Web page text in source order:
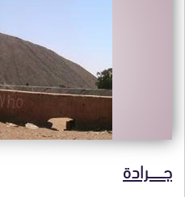
جـــــــــرادة